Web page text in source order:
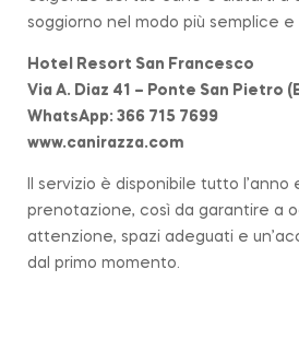
soggiorno nel modo più semplice e
Hotel Resort San Francesco
Via A. Diaz 41 – Ponte San Pietro
WhatsApp: 366 715 7699
www.canirazza.com
Il servizio è disponibile tutto
prenotazione, così da garantire a
attenzione, spazi adeguati e
dal primo momento.